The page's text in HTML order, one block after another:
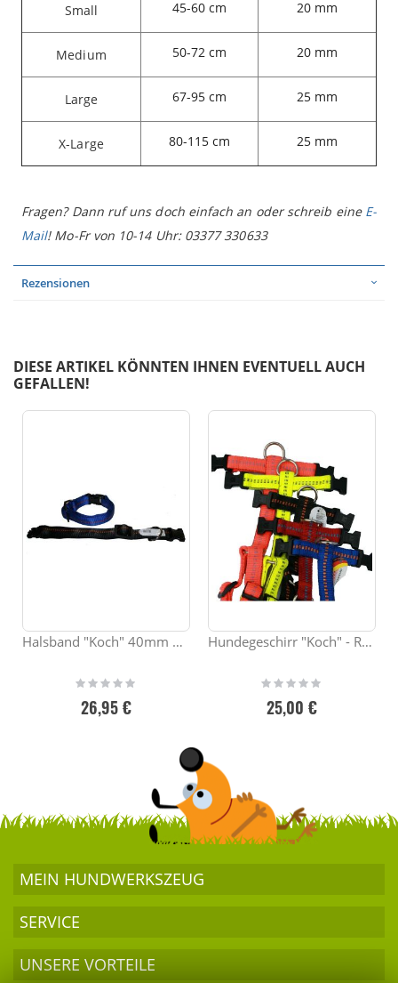
Small 45-60 cm 20 mm
Medium 50-72 cm 20 mm
Large 67-95 cm 25 mm
X-Large 80-115 cm 25 mm
Fragen? Dann ruf uns doch einfach an oder schreib eine E-
Mail! Mo-Fr von 10-14 Uhr: 03377 330633
Rezensionen
DIESE ARTIKEL KÖNNTEN IHNEN EVENTUELL AUCH
GEFALLEN!
Halsband "Koch" 40mm breit
Rating:
0%
26,95 €
Hundegeschirr "Koch" - Restbestände
Rating:
0%
25,00 €
MEIN HUND­WERKSZEUG
SERVICE
UNSERE VORTEILE